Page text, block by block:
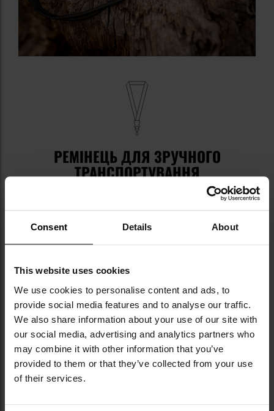
Consent Details About
This website uses cookies
We use cookies to personalise content and ads, to
provide social media features and to analyse our traffic.
We also share information about your use of our site with
our social media, advertising and analytics partners who
may combine it with other information that you’ve
provided to them or that they’ve collected from your use
of their services.
РЕМІНЕЦЬ ДЛЯ ЗРУЧНОГО
ТРАНСПОРТУВАННЯ
Переносити ліхтарик зручно завдяки доданому в
комплектремінцюна зап'ясток.
ЕЛЕМЕНТИ НАБОРУ
ліхтарик акумуляторний XRG 2000 Monster
літій-іонний акумулятор
адаптер для акумулятора